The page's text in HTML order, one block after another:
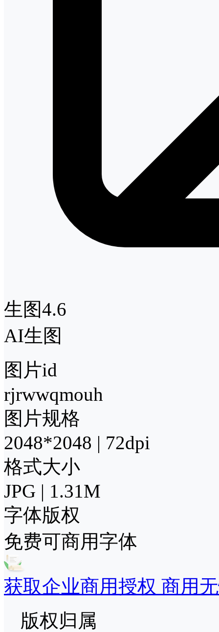
生图4.6
AI生图
图片id
rjrwwqmouh
图片规格
2048*2048 | 72dpi
格式大小
JPG | 1.31M
字体版权
免费可商用字体
获取企业商用授权 商用
版权归属